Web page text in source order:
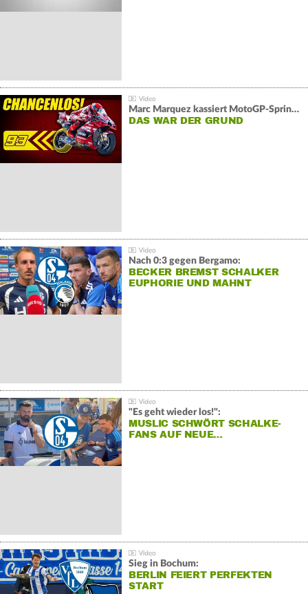
Marc Marquez kassiert MotoGP-Sprint-Schlappe:
DAS WAR DER GRUND
Nach 0:3 gegen Bergamo:
BECKER BREMST SCHALKER
EUPHORIE UND MAHNT
"Es geht wieder los!":
MUSLIC SCHWÖRT SCHALKE-
FANS AUF NEUE…
Sieg in Bochum:
BERLIN FEIERT PERFEKTEN
START